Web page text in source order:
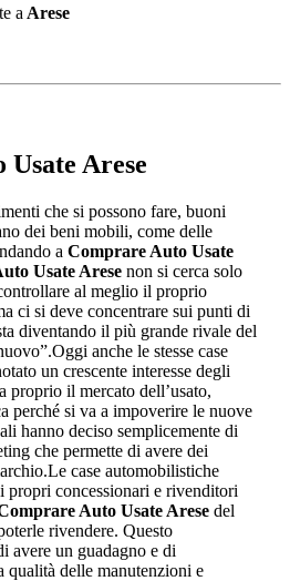
a Arese
Arese
che si possono fare, buoni
dei beni mobili, come delle
a Comprare Auto Usate
Usate Aresenon si cerca solo
al meglio il proprio
ci si deve concentrare sui punti di
diventando il più grande rivale del
anche le stesse case
un crescente interesse degli
proprio il mercato dell’usato,
perché si va a impoverire le nuove
hanno deciso semplicemente di
che permette di avere dei
case automobilistiche
propri concessionari e rivenditori
Auto Usate Aresedel
rivendere. Questo
avere un guadagno e di
qualità delle manutenzioni e